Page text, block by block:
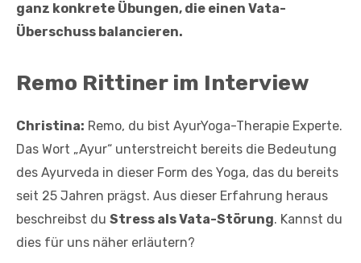
ganz konkrete Übungen, die einen Vata-
Überschuss balancieren.
Remo Rittiner im Interview
Christina: Remo, du bist AyurYoga-Therapie Experte.
Das Wort „Ayur“ unterstreicht bereits die Bedeutung
des Ayurveda in dieser Form des Yoga, das du bereits
seit 25 Jahren prägst. Aus dieser Erfahrung heraus
beschreibst du Stress als Vata-Störung. Kannst du
dies für uns näher erläutern?